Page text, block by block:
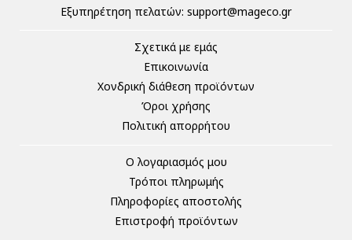
Eξυπηρέτηση πελατών: support@mageco.gr
Σχετικά με εμάς
Επικοινωνία
Χονδρική διάθεση προϊόντων
Όροι χρήσης
Πολιτική απορρήτου
Ο λογαριασμός μου
Τρόποι πληρωμής
Πληροφορίες αποστολής
Επιστροφή προϊόντων